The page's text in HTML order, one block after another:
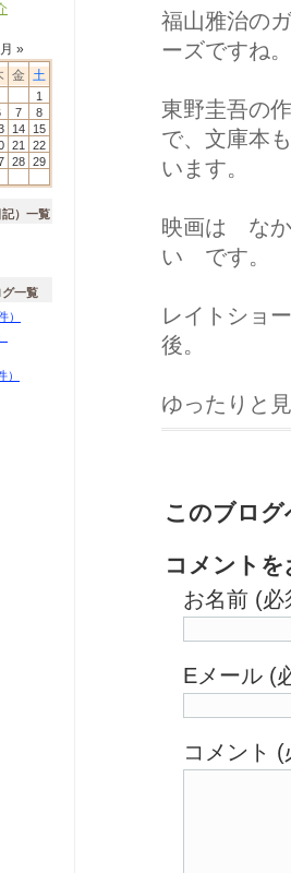
福山雅治の
ーズですね。
東野圭吾の
で、文庫本
います。
映画は な
い です。
レイトショ
後。
ゆったりと
このブロ
コメント
お名前 (必
Eメール (
コメント (
月 »
金 土
1
7
8
14
15
21
22
28 29
記）一覧
グ一覧
）
）